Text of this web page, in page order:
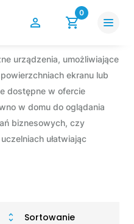
0
urządzenia, umożliwiające
ekranu lub
dostępne w ofercie
w domu do oglądania
biznesowych, czy
ułatwiając
Sortowanie